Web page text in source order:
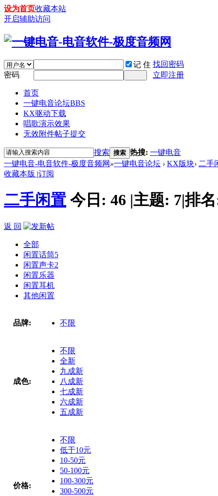
设为首页收藏本站
开启辅助访问
记 住 找回密码
密码
立即注册
首页
一键电音论坛BBS
KX驱动下载
唱歌演示效果
无效附件帖子提交
搜索 搜索 热搜: 一键电音
一键电音-电音软件-极度音频网 »一键电音论坛 › KX版块› 二手
收藏本版 |订阅
二手闲置 今日: 46 |主题: 7|排
返 回
全部
闲置话筒5
闲置声卡2
闲置乐器
闲置耳机
其他闲置
品牌: 不限
成色:
不限
全新
九成新
八成新
七成新
六成新
五成新
价格:
不限
低于10元
10-50元
50-100元
100-300元
300-500元